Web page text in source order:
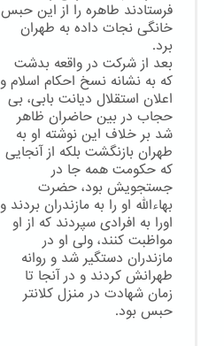
فرستادند طاهره را از این حبس
خانگی نجات داده به طهران
برد.
بعد از شرکت در واقعه بدشت
که به نشانه نسخ احکام اسلام و
اعلان استقلال دیانت بابی، بی
حجاب در بین حاضران ظاهر
شد بر خلاف این نوشته او به
طهران بازنگشت بلکه از آنجایی
که حکومت همه جا در
جستجویش بود، حضرت
بهاءالله او را به مازندران بردند و
اورا به افرادی سپردند که از او
مواظبت کنند، ولی او در
مازندران دستگیر شد و روانه
طهرانش کردند و در آنجا تا
زمان شهادت در منزل کلانتر
حبس بود.